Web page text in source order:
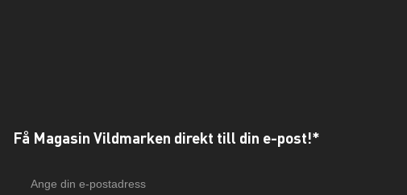
Få Magasin Vildmarken direkt till din e-post!*
postadress